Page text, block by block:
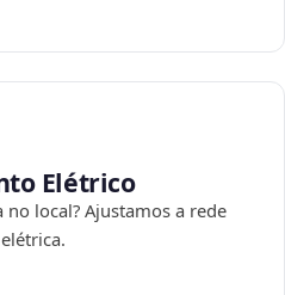
Elétrico
local? Ajustamos a rede